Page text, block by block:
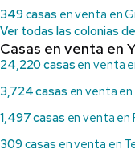
349 casas en venta en
Ver todas las colonias
Casas en venta en
24,220 casas en venta
3,724 casas en venta
1,497 casas en venta en
309 casas en venta en